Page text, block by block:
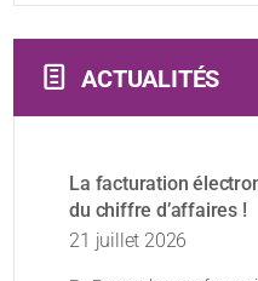
ACTUALITÉS
La facturation
du chiffre d’affaires !
21 juillet 2026